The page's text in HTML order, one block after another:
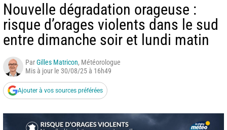
Nouvelle dégradation orageuse :
risque d’orages violents dans le sud
entre dimanche soir et lundi matin
ParGilles Matricon, Météorologue
Mis à jour le 30/08/25 à 16h49
Ajouter à vos sources préférées